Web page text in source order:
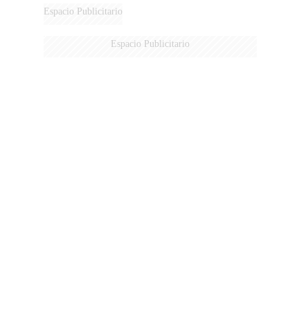
Espacio Publicitario
Espacio Publicitario